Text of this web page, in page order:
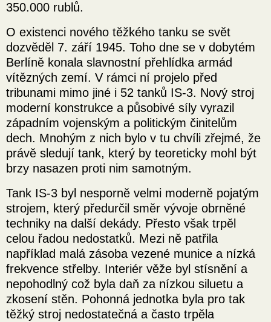
350.000 rublů.
O existenci nového těžkého tanku se svět
dozvěděl 7. září 1945. Toho dne se v dobytém
Berlíně konala slavnostní přehlídka armád
vítězných zemí. V rámci ní projelo před
tribunami mimo jiné i 52 tanků IS-3. Nový stroj
moderní konstrukce a působivé síly vyrazil
západním vojenským a politickým činitelům
dech. Mnohým z nich bylo v tu chvíli zřejmé, že
právě sledují tank, který by teoreticky mohl být
brzy nasazen proti nim samotným.
Tank IS-3 byl nesporně velmi moderně pojatým
strojem, který předurčil směr vývoje obrněné
techniky na další dekády. Přesto však trpěl
celou řadou nedostatků. Mezi ně patřila
například malá zásoba vezené munice a nízká
frekvence střelby. Interiér věže byl stísnění a
nepohodlný což byla daň za nízkou siluetu a
zkosení stěn. Pohonná jednotka byla pro tak
těžký stroj nedostatečná a často trpěla